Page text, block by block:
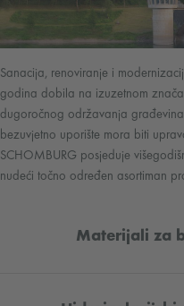
Sanacija, renoviranje i
godina dobila na izuzetnom
dugoročnog održavanja
bezuvjetno uporište mora biti
SCHOMBURG posjeduje
nudeći točno određen asortiman
Materijali za